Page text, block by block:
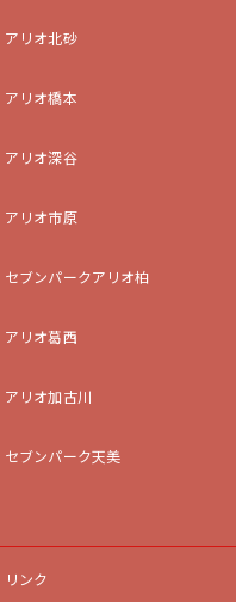
アリオ北砂
アリオ橋本
アリオ深谷
アリオ市原
セブンパークアリオ柏
アリオ葛西
アリオ加古川
セブンパーク天美
リンク